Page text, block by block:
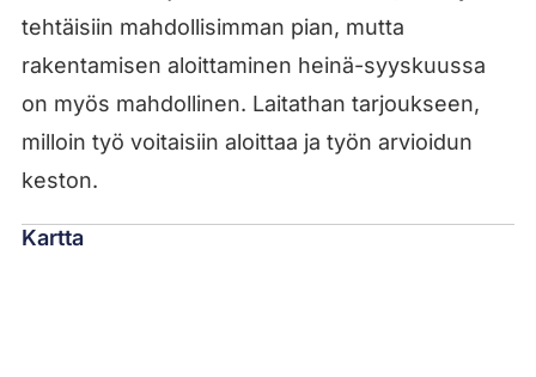
tehtäisiin mahdollisimman pian, mutta
rakentamisen aloittaminen heinä-syyskuussa
on myös mahdollinen. Laitathan tarjoukseen,
milloin työ voitaisiin aloittaa ja työn arvioidun
keston.
Kartta